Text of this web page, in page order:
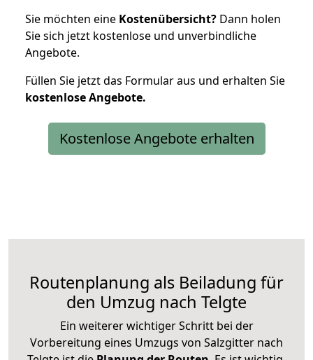
Sie möchten eine Kostenübersicht? Dann holen
Sie sich jetzt kostenlose und unverbindliche
Angebote.
Füllen Sie jetzt das Formular aus und erhalten Sie
kostenloseAngebote.
Kostenlose Angebote erhalten
Routenplanung als Beiladung für
den Umzug nach Telgte
Ein weiterer wichtiger Schritt bei der
Vorbereitung eines Umzugs von Salzgitter nach